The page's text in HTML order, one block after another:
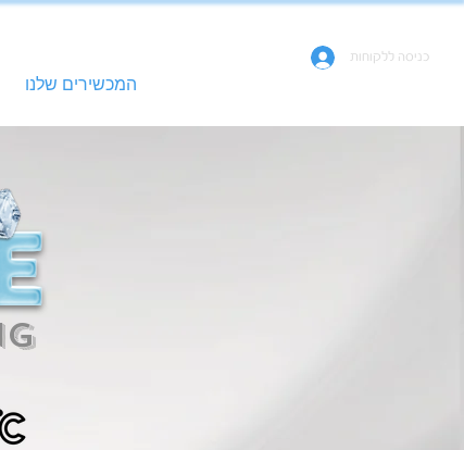
המכשירים שלנו
כניסה ללקוחות